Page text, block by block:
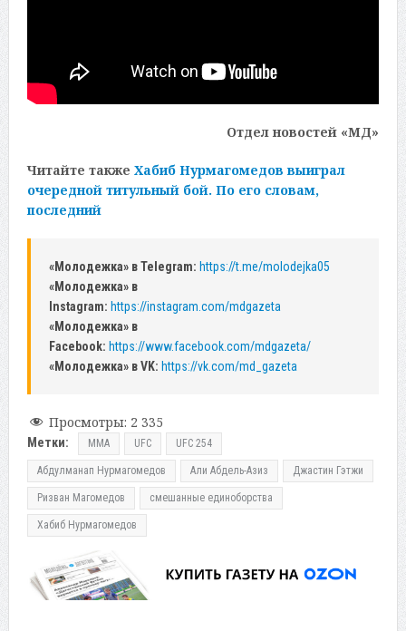
Отдел новостей «МД»
Читайте также Хабиб Нурмагомедов выиграл
очередной титульный бой. По его словам,
последний
«Молодежка» в Telegram: https://t.me/molodejka05
«Молодежка» в
Instagram: https://instagram.com/mdgazeta
«Молодежка» в
Facebook: https://www.facebook.com/mdgazeta/
«Молодежка» в VK: https://vk.com/md_gazeta
Просмотры: 2 335
Метки: MMA UFC UFC 254
Абдулманап Нурмагомедов Али Абдель-Азиз Джастин Гэтжи
Ризван Магомедов смешанные единоборства
Хабиб Нурмагомедов